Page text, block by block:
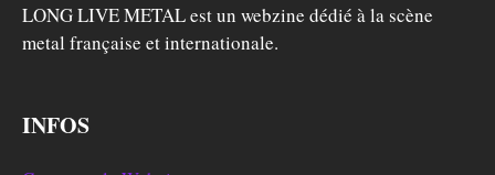
LONG LIVE METAL est un webzine dédié à la scène
metal française et internationale.
INFOS